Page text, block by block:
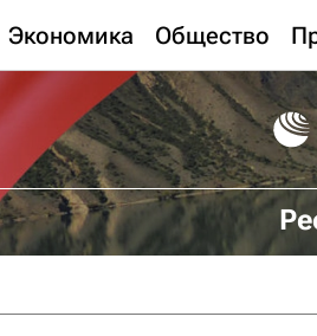
Экономика Общество